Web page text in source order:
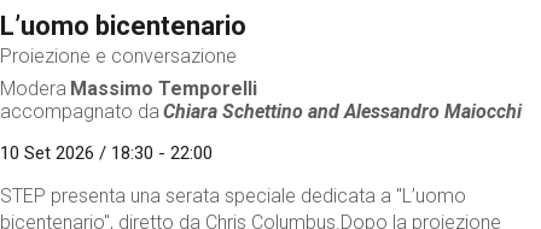
L’uomo bicentenario
Proiezione e conversazione
Modera Massimo Temporelli
accompagnato da Chiara Schettino andAlessandro Maiocchi
10 Set 2026 / 18:30 - 22:00
STEP presenta una serata speciale dedicata a "L’uomo
bicentenario", diretto da Chris Columbus.Dopo la proiezione